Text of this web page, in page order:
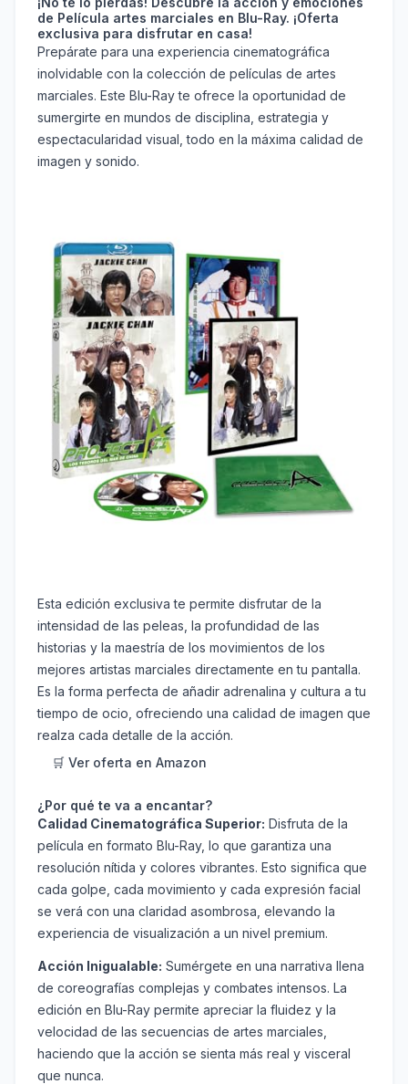
de Película artes marciales en Blu-Ray. ¡Oferta
exclusiva para disfrutar en casa!
Prepárate para una experiencia cinematográfica
inolvidable con la colección de películas de artes
marciales. Este Blu-Ray te ofrece la oportunidad de
sumergirte en mundos de disciplina, estrategia y
espectacularidad visual, todo en la máxima calidad de
imagen y sonido.
Esta edición exclusiva te permite disfrutar de la
intensidad de las peleas, la profundidad de las
historias y la maestría de los movimientos de los
mejores artistas marciales directamente en tu pantalla.
Es la forma perfecta de añadir adrenalina y cultura a tu
tiempo de ocio, ofreciendo una calidad de imagen que
realza cada detalle de la acción.
🛒 Ver oferta en Amazon
¿Por qué te va a encantar?
Calidad Cinematográfica Superior: Disfruta de la
película en formato Blu-Ray, lo que garantiza una
resolución nítida y colores vibrantes. Esto significa que
cada golpe, cada movimiento y cada expresión facial
se verá con una claridad asombrosa, elevando la
experiencia de visualización a un nivel premium.
Acción Inigualable: Sumérgete en una narrativa llena
de coreografías complejas y combates intensos. La
edición en Blu-Ray permite apreciar la fluidez y la
velocidad de las secuencias de artes marciales,
haciendo que la acción se sienta más real y visceral
que nunca.